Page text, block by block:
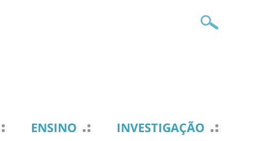
ENSINO INVESTIGAÇÃO